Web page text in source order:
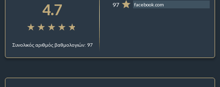
4.7
Συνολικός αριθμός βαθμολογιών: 97
97 facebook.com